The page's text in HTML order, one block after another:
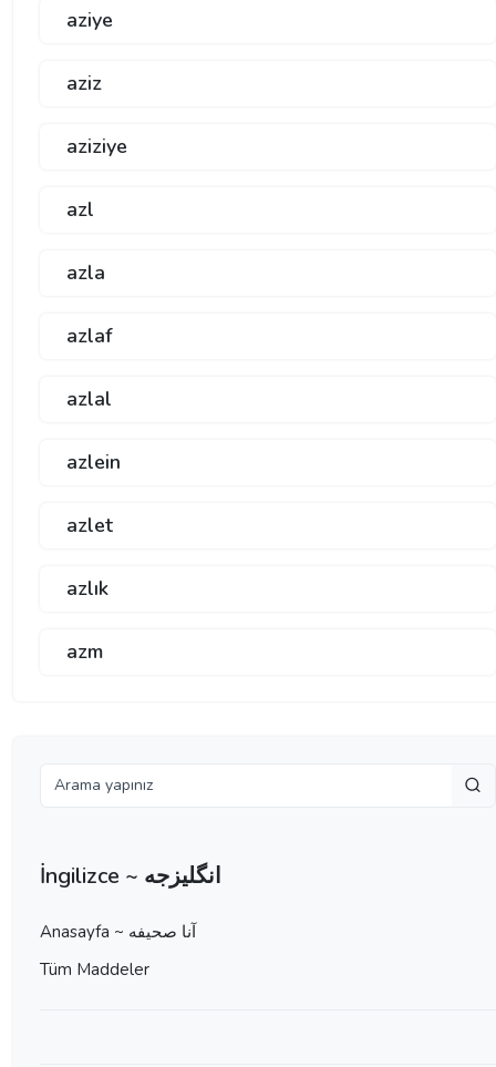
aziye
aziz
aziziye
azl
azla
azlaf
azlal
azlein
azlet
azlık
azm
İngilizce ~ انگلیزجه
Anasayfa ~ آنا صحيفه
Tüm Maddeler